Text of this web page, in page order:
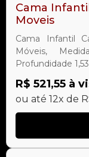
Cama
Moveis
Cama Infantil
Móveis,
Profundidade
R$ 521,55 à
ou até 12x de